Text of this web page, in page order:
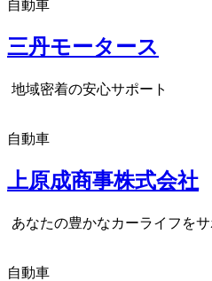
自動車
三丹モータース
地域密着の安心サポート
自動車
上原成商事株式会社
あなたの豊かなカーライフをサ
自動車